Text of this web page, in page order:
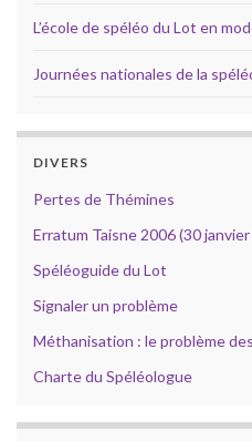
L’école de spéléo du Lot en
Journées nationales de la
DIVERS
Pertes de Thémines
Erratum Taisne 2006 (30
Spéléoguide du Lot
Signaler un problème
Méthanisation : le problème
Charte du Spéléologue